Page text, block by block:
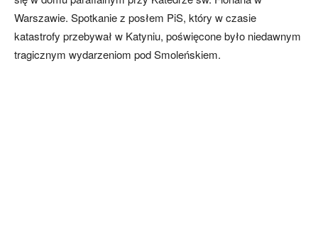
Warszawie. Spotkanie z posłem PiS, który w czasie
katastrofy przebywał w Katyniu, poświęcone było niedawnym
tragicznym wydarzeniom pod Smoleńskiem.